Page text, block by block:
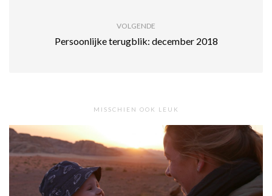
VOLGENDE
Persoonlijke terugblik: december 2018
MISSCHIEN OOK LEUK